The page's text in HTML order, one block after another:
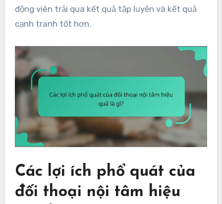
động viên trải qua kết quả tập luyện và kết quả
cạnh tranh tốt hơn.
Các lợi ích phổ quát của
đối thoại nội tâm hiệu